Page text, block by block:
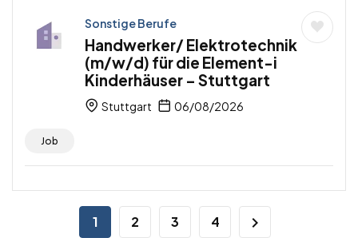
Sonstige Berufe
Handwerker/ Elektrotechnik
(m/w/d) für die Element-i
Kinderhäuser – Stuttgart
Stuttgart 06/08/2026
Job
1 2 3 4